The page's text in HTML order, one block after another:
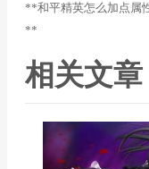
**和平精英怎么加点属
**
相关文章